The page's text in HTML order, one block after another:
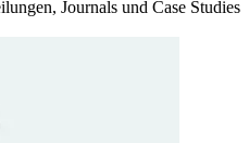
Journals und Case Studies